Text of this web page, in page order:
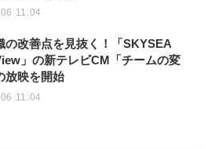
11:04
の改善点を見抜く！「SKYSEA
」の新テレビCM「チームの変
放映を開始
11:04